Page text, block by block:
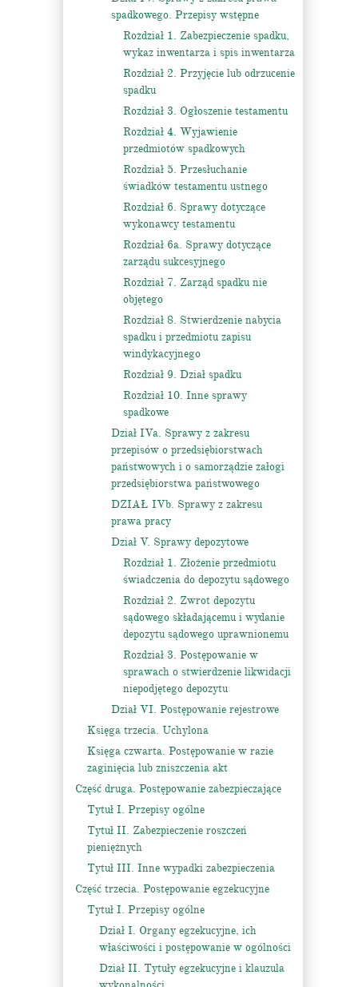
spadkowego. Przepisy wstępne
Rozdział 1. Zabezpieczenie spadku,
wykaz inwentarza i spis inwentarza
Rozdział 2. Przyjęcie lub odrzucenie
spadku
Rozdział 3. Ogłoszenie testamentu
Rozdział 4. Wyjawienie
przedmiotów spadkowych
Rozdział 5. Przesłuchanie
świadków testamentu ustnego
Rozdział 6. Sprawy dotyczące
wykonawcy testamentu
Rozdział 6a. Sprawy dotyczące
zarządu sukcesyjnego
Rozdział 7. Zarząd spadku nie
objętego
Rozdział 8. Stwierdzenie nabycia
spadku i przedmiotu zapisu
windykacyjnego
Rozdział 9. Dział spadku
Rozdział 10. Inne sprawy
spadkowe
Dział IVa. Sprawy z zakresu
przepisów o przedsiębiorstwach
państwowych i o samorządzie załogi
przedsiębiorstwa państwowego
DZIAŁ IVb. Sprawy z zakresu
prawa pracy
Dział V. Sprawy depozytowe
Rozdział 1. Złożenie przedmiotu
świadczenia do depozytu sądowego
Rozdział 2. Zwrot depozytu
sądowego składającemu i wydanie
depozytu sądowego uprawnionemu
Rozdział 3. Postępowanie w
sprawach o stwierdzenie likwidacji
niepodjętego depozytu
Dział VI. Postępowanie rejestrowe
Księga trzecia. Uchylona
Księga czwarta. Postępowanie w razie
zaginięcia lub zniszczenia akt
Część druga. Postępowanie zabezpieczające
Tytuł I. Przepisy ogólne
Tytuł II. Zabezpieczenie roszczeń
pieniężnych
Tytuł III. Inne wypadki zabezpieczenia
Część trzecia. Postępowanie egzekucyjne
Tytuł I. Przepisy ogólne
Dział I. Organy egzekucyjne, ich
właściwości i postępowanie w ogólności
Dział II. Tytuły egzekucyjne i klauzula